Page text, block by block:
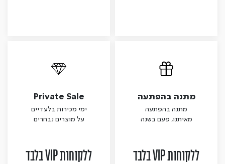
מתנה בהפתעה
מתנה בהפתעה
מאיתנו, פעם בשנה
ללקוחות VIP בלבד
Private Sale
ימי מכירות בלעדיים
על מוצרים נבחרים
ללקוחות VIP בלבד